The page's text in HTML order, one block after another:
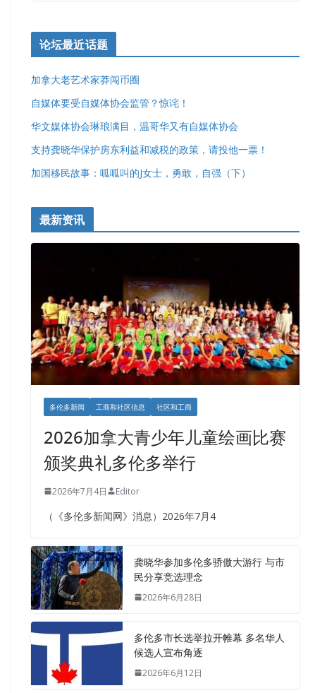
论坛最近话题
加拿大老艺术家莽闯币圈
自媒体要受自媒体协会监管？惊诧！
华文媒体协会琳琅满目，温哥华又有自媒体协会
支持龚晓华保护房东利益和减税的政策，请投他一票！
加国移民故事：呱呱叫的J女士，勇敢，自强（下）
最新资讯
多伦多新闻 工商和社区信息 社区和工商
2026加拿大青少年儿童绘画比赛
颁奖典礼多伦多举行
2026年7月4日 Editor
（《多伦多新闻网》消息）2026年7月4
龚晓华参加多伦多骄傲大游行 与市
民分享竞选理念
2026年6月28日
多伦多市长选举拉开帷幕 多名华人
候选人宣布角逐
2026年6月12日